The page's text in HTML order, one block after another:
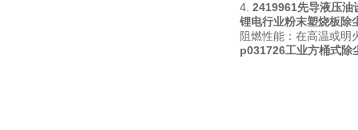
4. 2419961先导液压油
锂电行业粉末塑烧板除
阻燃性能：在高温或明
p031726工业方桶式除